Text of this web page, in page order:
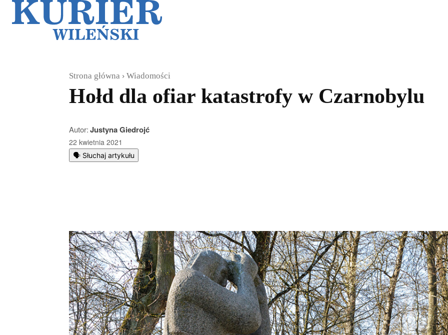
Strona główna Wiadomości
Hołd dla ofiar katastrofy w Czarnobylu
Autor:Justyna Giedrojć
22 kwietnia 2021
🗣️ Słuchaj artykułu